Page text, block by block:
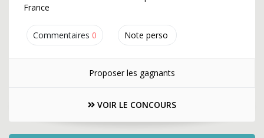
Commentaires 0 Note perso
France
Proposer les gagnants
VOIR LE CONCOURS